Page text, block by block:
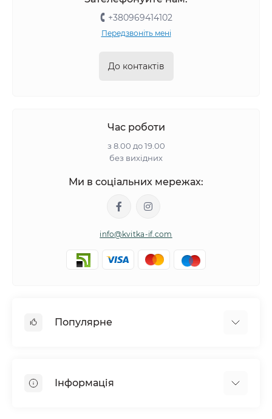
+380969414102
Передзвоніть мені
До контактів
Час роботи
з 8.00 до 19.00
без вихідних
Ми в соціальних мережах:
info@kvitka-if.com
Популярне
Вазони
Інформація